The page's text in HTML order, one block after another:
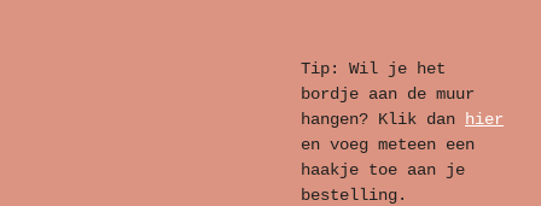
Tip: Wil je het
bordje aan de muur
hangen? Klik dan
hier
en voeg meteen een
haakje toe aan je
bestelling.